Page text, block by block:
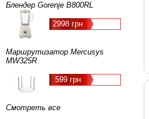
Блендер Gorenje B800RL
2998 грн
Маршрутизатор Mercusys
MW325R
599 грн
Смотреть все